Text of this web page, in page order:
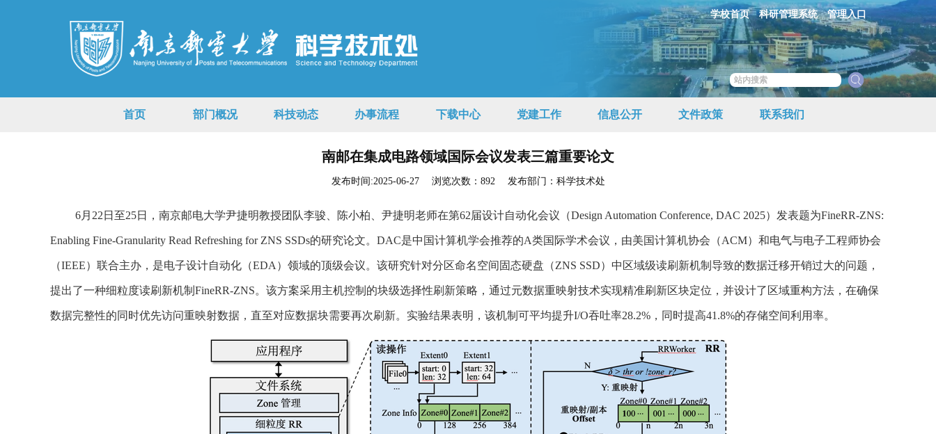
学校首页 科研管理系统 管理入口
首页 部门概况 科技动态 办事流程 下载中心 党建工作 信息公开 文件政策 联系我们
南邮在集成电路领域国际会议发表三篇重要论文
发布时间:2025-06-27 浏览次数： 892 发布部门：科学技术处
6月22日至25日，南京邮电大学尹捷明教授团队李骏、陈小柏、尹捷明老师在第62届设计自动化会议（Design Automation Conference, DAC 2025）发表题为FineRR-ZNS:
Enabling Fine-Granularity Read Refreshing for ZNS SSDs的研究论文。DAC是中国计算机学会推荐的A类国际学术会议，由美国计算机协会（ACM）和电气与电子工程师协会
（IEEE）联合主办，是电子设计自动化（EDA）领域的顶级会议。该研究针对分区命名空间固态硬盘（ZNS SSD）中区域级读刷新机制导致的数据迁移开销过大的问题，
提出了一种细粒度读刷新机制FineRR-ZNS。该方案采用主机控制的块级选择性刷新策略，通过元数据重映射技术实现精准刷新区块定位，并设计了区域重构方法，在确保
数据完整性的同时优先访问重映射数据，直至对应数据块需要再次刷新。实验结果表明，该机制可平均提升I/O吞吐率28.2%，同时提高41.8%的存储空间利用率。